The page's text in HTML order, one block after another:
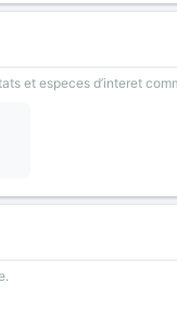
et especes d’interet